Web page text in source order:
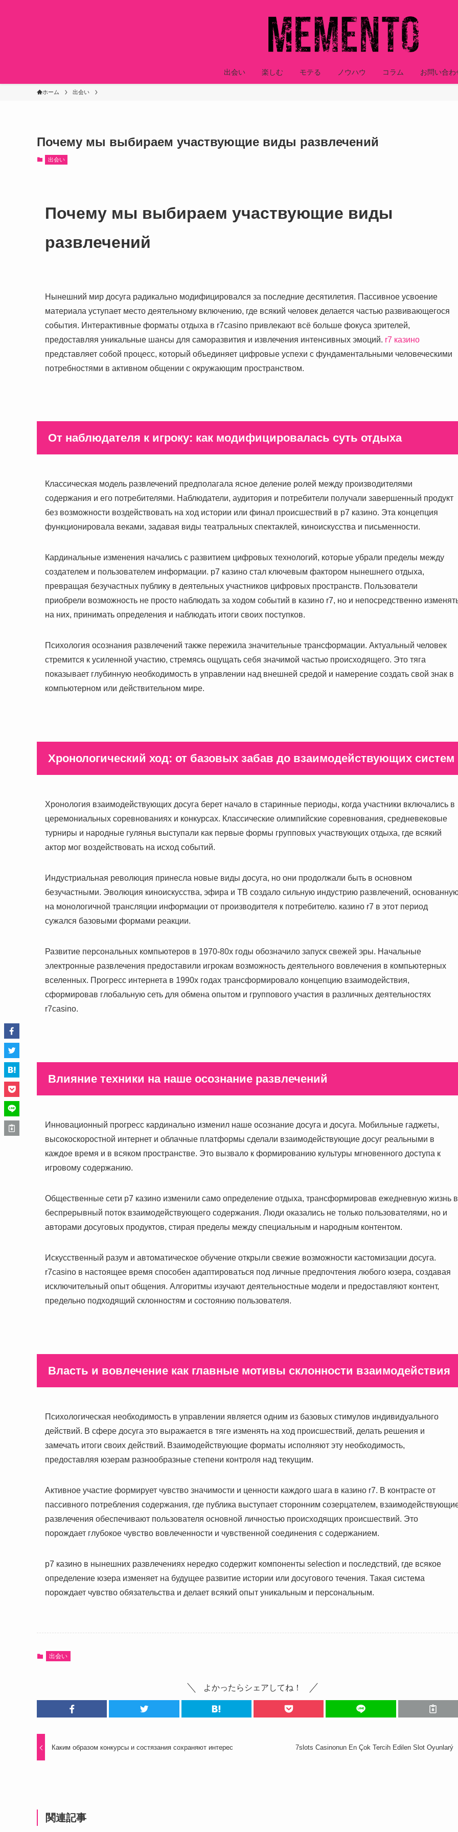
出会い 楽しむ モテる ノウハウ コラム お問い合わ
ホーム 出会い
Почему мы выбираем участвующие виды развлечений
出会い
Почему мы выбираем участвующие виды
развлечений
Нынешний мир досуга радикально модифицировался за последние десятилетия. Пассивное усвоение
материала уступает место деятельному включению, где всякий человек делается частью развивающегося
события. Интерактивные форматы отдыха в r7casino привлекают всё больше фокуса зрителей,
предоставляя уникальные шансы для саморазвития и извлечения интенсивных эмоций. r7 казино
представляет собой процесс, который объединяет цифровые успехи с фундаментальными человеческими
потребностями в активном общении с окружающим пространством.
От наблюдателя к игроку: как модифицировалась суть отдыха
Классическая модель развлечений предполагала ясное деление ролей между производителями
содержания и его потребителями. Наблюдатели, аудитория и потребители получали завершенный продукт
без возможности воздействовать на ход истории или финал происшествий в р7 казино. Эта концепция
функционировала веками, задавая виды театральных спектаклей, киноискусства и письменности.
Кардинальные изменения начались с развитием цифровых технологий, которые убрали пределы между
создателем и пользователем информации. р7 казино стал ключевым фактором нынешнего отдыха,
превращая безучастных публику в деятельных участников цифровых пространств. Пользователи
приобрели возможность не просто наблюдать за ходом событий в казино r7, но и непосредственно
на них, принимать определения и наблюдать итоги своих поступков.
Психология осознания развлечений также пережила значительные трансформации. Актуальный человек
стремится к усиленной участию, стремясь ощущать себя значимой частью происходящего. Это тяга
показывает глубинную необходимость в управлении над внешней средой и намерение создать свой знак в
компьютерном или действительном мире.
Хронологический ход: от базовых забав до взаимодействующих систем
Хронология взаимодействующих досуга берет начало в старинные периоды, когда участники включались в
церемониальных соревнованиях и конкурсах. Классические олимпийские соревнования, средневековые
турниры и народные гулянья выступали как первые формы групповых участвующих отдыха, где всякий
актор мог воздействовать на исход событий.
Индустриальная революция принесла новые виды досуга, но они продолжали быть в основном
безучастными. Эволюция киноискусства, эфира и ТВ создало сильную индустрию развлечений,
на монологичной трансляции информации от производителя к потребителю. казино r7 в этот период
сужался базовыми формами реакции.
Развитие персональных компьютеров в 1970-80х годы обозначило запуск свежей эры. Начальные
электронные развлечения предоставили игрокам возможность деятельного вовлечения в компьютерных
вселенных. Прогресс интернета в 1990х годах трансформировало концепцию взаимодействия,
сформировав глобальную сеть для обмена опытом и группового участия в различных деятельностях
r7casino.
Влияние техники на наше осознание развлечений
Инновационный прогресс кардинально изменил наше осознание досуга и досуга. Мобильные гаджеты,
высокоскоростной интернет и облачные платформы сделали взаимодействующие досуг реальными в
каждое время и в всяком пространстве. Это вызвало к формированию культуры мгновенного доступа к
игровому содержанию.
Общественные сети р7 казино изменили само определение отдыха, трансформировав ежедневную жизнь в
беспрерывный поток взаимодействующего содержания. Люди оказались не только пользователями, но и
авторами досуговых продуктов, стирая пределы между специальным и народным контентом.
Искусственный разум и автоматическое обучение открыли свежие возможности кастомизации досуга.
r7casino в настоящее время способен адаптироваться под личные предпочтения любого юзера, создавая
исключительный опыт общения. Алгоритмы изучают деятельностные модели и предоставляют контент,
предельно подходящий склонностям и состоянию пользователя.
Власть и вовлечение как главные мотивы склонности взаимодействия
Психологическая необходимость в управлении является одним из базовых стимулов индивидуального
действий. В сфере досуга это выражается в тяге изменять на ход происшествий, делать решения и
замечать итоги своих действий. Взаимодействующие форматы исполняют эту необходимость,
предоставляя юзерам разнообразные степени контроля над текущим.
Активное участие формирует чувство значимости и ценности каждого шага в казино r7. В контрасте от
пассивного потребления содержания, где публика выступает сторонним созерцателем,
развлечения обеспечивают пользователя основной личностью происходящих происшествий. Это
порождает глубокое чувство вовлеченности и чувственной соединения с содержанием.
р7 казино в нынешних развлечениях нередко содержит компоненты selection и последствий, где всякое
определение юзера изменяет на будущее развитие истории или досугового течения. Такая система
порождает чувство обязательства и делает всякий опыт уникальным и персональным.
出会い
よかったらシェアしてね！
Каким образом конкурсы и состязания сохраняют интерес 7slots Casinonun En Çok Tercih Edilen Slot Oyunlarý
関連記事